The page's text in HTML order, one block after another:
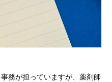
務が担っていますが、薬剤師